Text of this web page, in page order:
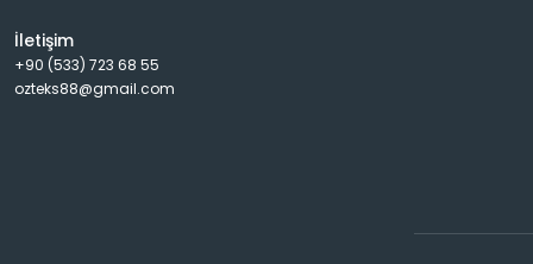
İletişim
+90 (533) 723 68 55
ozteks88@gmail.com